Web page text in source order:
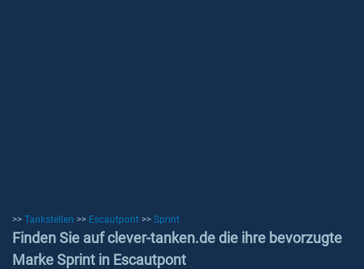
>> Tankstellen >> Escautpont >> Sprint
Finden Sie auf clever-tanken.de die ihre bevorzugte
Marke Sprint in Escautpont